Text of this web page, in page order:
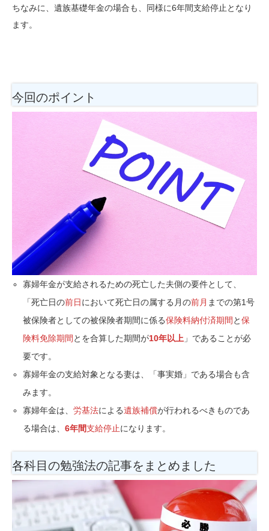
ちなみに、遺族基礎年金の場合も、同様に6年間支給停止となり
ます。
今回のポイント
寡婦年金が支給されるための死亡した夫側の要件として、
「死亡日の前日において死亡日の属する月の前月 までの第1号
被保険者としての被保険者期間に係る保険料納付済期間 と保
険料免除期間 とを合算した期間が10年以上 」であることが必
要です。
寡婦年金の支給対象となる妻は、「事実婚」である場合も含
みます。
寡婦年金は、労基法による遺族補償が行われるべきものであ
る場合は、6年間支給停止になります。
各科目の勉強法の記事をまとめました